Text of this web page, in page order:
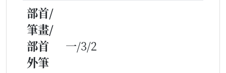
部首/
筆畫/
部首
外筆
一/3/2